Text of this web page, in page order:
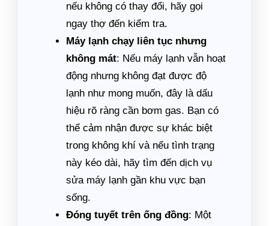
nếu không có thay đổi, hãy gọi
ngay thợ đến kiểm tra.
Máy lạnh chạy liên tục nhưng
không mát: Nếu máy lạnh vẫn hoạt
động nhưng không đạt được độ
lạnh như mong muốn, đây là dấu
hiệu rõ ràng cần bơm gas. Bạn có
thể cảm nhận được sự khác biệt
trong không khí và nếu tình trạng
này kéo dài, hãy tìm đến dịch vụ
sửa máy lạnh gần khu vực bạn
sống.
Đóng tuyết trên ống đồng: Một